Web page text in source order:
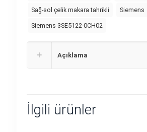
Sağ-sol çelik makara tahrikli Siemens
Siemens 3SE5122-0CH02
Açıklama
İlgili ürünler